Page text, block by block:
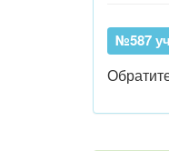
№587